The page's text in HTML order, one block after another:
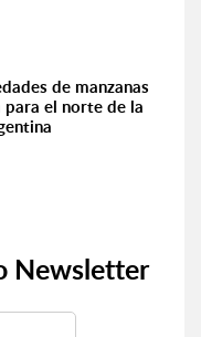
de manzanas
el norte de la
Newsletter